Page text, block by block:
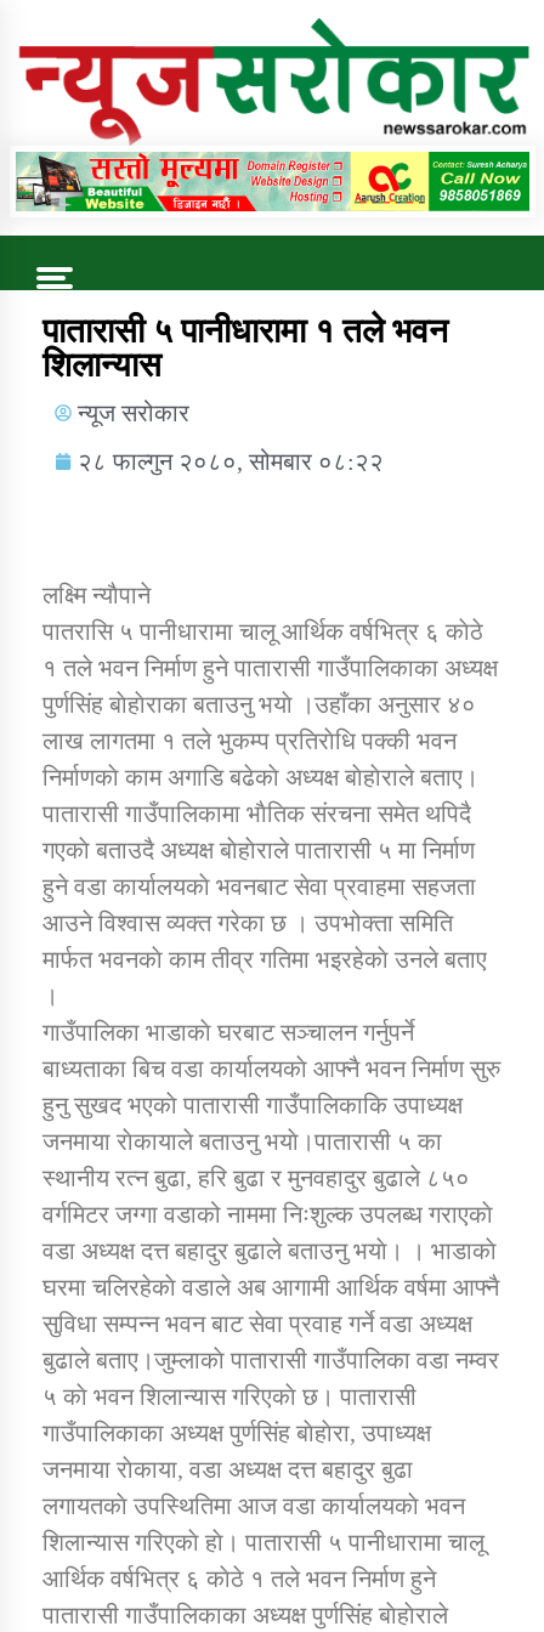
Online News Portal
Trending Now
कुषि बिकास कार्यालय जुम्ला सुचना सन्देश
डिभिजन कार्यालय जुम्लाको सुचना सन्देश
कर्णाली प्रविधि शिक्षालय जुम्लाको सुचना
सामाजिक बिकास कार्यालय जुम्लाकाे सुचना
कार्यक्रम कार्यान्वयन एकाई जुम्लाको सुचना
कर्णाली प्राविधि शिक्षालय जुम्लाको सुचना
पातारासी ५ पानीधारामा १ तले भवन
शिलान्यास
न्यूज सरोकार
२८ फाल्गुन २०८०, सोमबार ०८:२२
लक्ष्मि न्याैपाने
पातरासि ५ पानीधारामा चालू आर्थिक वर्षभित्र ६ काेठे
१ तले भवन निर्माण हुने पातारासी गाउँपालिकाका अध्यक्ष
पुर्णसिंह बाेहाेराका बताउनु भयाे ।उहाँका अनुसार ४०
लाख लागतमा १ तले भुकम्प प्रतिराेधि पक्की भवन
निर्माणकाे काम अगाडि बढेकाे अध्यक्ष बाेहाेराले बताए।
पातारासी गाउँपालिकामा भाैतिक संरचना समेत थपिदै
गएकाे बताउदै अध्यक्ष बाेहाेराले पातारासी ५ मा निर्माण
हुने वडा कार्यालयकाे भवनबाट सेवा प्रवाहमा सहजता
आउने विश्वास व्यक्त गरेका छ । उपभोक्ता समिति
मार्फत भवनकाे काम तीव्र गतिमा भइरहेकाे उनले बताए
।
गाउँपालिका भाडाकाे घरबाट सञ्चालन गर्नुपर्ने
बाध्यताका बिच वडा कार्यालयकाे आफ्नै भवन निर्माण सुरु
हुनु सुखद भएकाे पातारासी गाउँपालिकाकि उपाध्यक्ष
जनमाया राेकायाले बताउनु भयाे।पातारासी ५ का
स्थानीय रत्न बुढा, हरि बुढा र मुनवहादुर बुढाले ८५०
वर्गमिटर जग्गा वडाको नाममा निःशुल्क उपलब्ध गराएकाे
वडा अध्यक्ष दत्त बहादुर बुढाले बताउनु भयाे। । भाडाकाे
घरमा चलिरहेकाे वडाले अब आगामी आर्थिक वर्षमा आफ्नै
सुविधा सम्पन्न भवन बाट सेवा प्रवाह गर्ने वडा अध्यक्ष
बुढाले बताए।जुम्लाकाे पातारासी गाउँपालिका वडा नम्वर
५ काे भवन शिलान्यास गरिएकाे छ। पातारासी
गाउँपालिकाका अध्यक्ष पुर्णसिंह बाेहाेरा, उपाध्यक्ष
जनमाया राेकाया, वडा अध्यक्ष दत्त बहादुर बुढा
लगायतकाे उपस्थितिमा आज वडा कार्यालयकाे भवन
शिलान्यास गरिएकाे हाे। पातारासी ५ पानीधारामा चालू
आर्थिक वर्षभित्र ६ काेठे १ तले भवन निर्माण हुने
पातारासी गाउँपालिकाका अध्यक्ष पुर्णसिंह बाेहाेराले